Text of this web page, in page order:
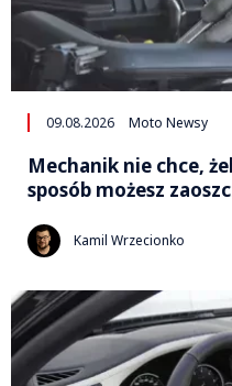
09.08.2026 Moto Newsy
Mechanik nie chce,
sposób możesz
Kamil Wrzecionko